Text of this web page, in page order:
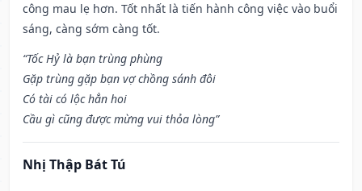
công mau lẹ hơn. Tốt nhất là tiến hành công việc vào buổi
sáng, càng sớm càng tốt.
“Tốc Hỷ là bạn trùng phùng
Gặp trùng gặp bạn vợ chồng sánh đôi
Có tài có lộc hẳn hoi
Cầu gì cũng được mừng vui thỏa lòng”
Nhị Thập Bát Tú